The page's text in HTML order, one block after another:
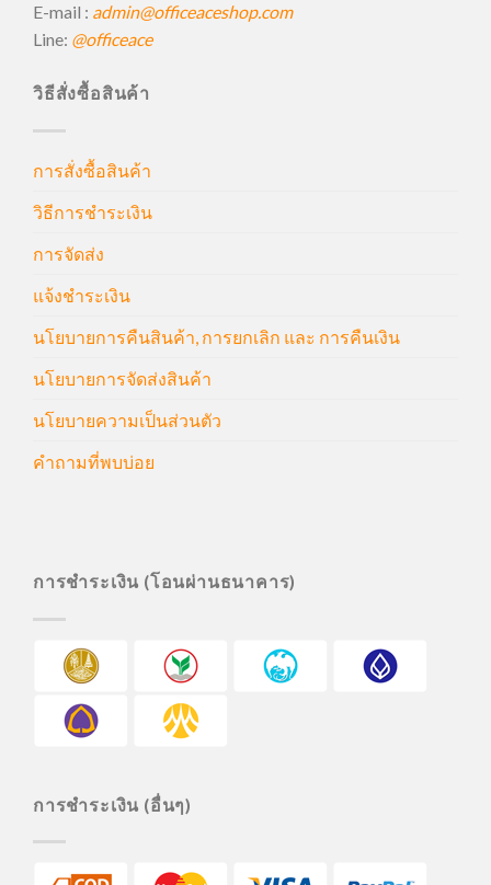
E-mail : admin@officeaceshop.com
Line: @officeace
วิธีสั่งซื้อสินค้า
การสั่งซื้อสินค้า
วิธีการชำระเงิน
การจัดส่ง
แจ้งชำระเงิน
นโยบายการคืนสินค้า, การยกเลิก และ การคืนเงิน
นโยบายการจัดส่งสินค้า
นโยบายความเป็นส่วนตัว
คำถามที่พบบ่อย
การชำระเงิน (โอนผ่านธนาคาร)
การชำระเงิน (อื่นๆ)